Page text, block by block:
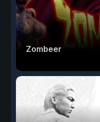
Zombeer